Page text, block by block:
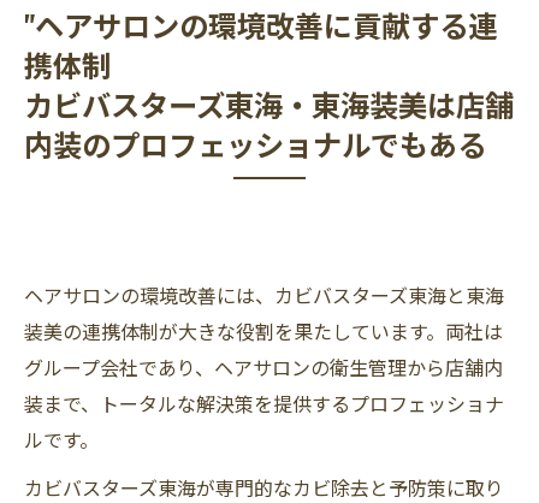
"ヘアサロンの環境改善に貢献する連
携体制
カビバスターズ東海・東海装美は店舗
内装のプロフェッショナルでもある
ヘアサロンの環境改善には、カビバスターズ東海と東海
装美の連携体制が大きな役割を果たしています。両社は
グループ会社であり、ヘアサロンの衛生管理から店舗内
装まで、トータルな解決策を提供するプロフェッショナ
ルです。
カビバスターズ東海が専門的なカビ除去と予防策に取り